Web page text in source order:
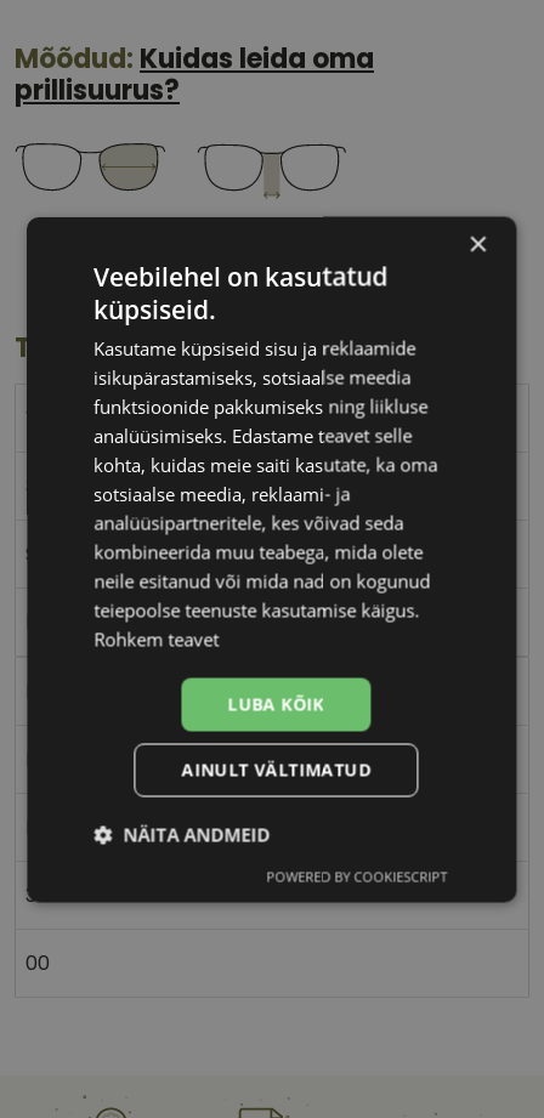
Mõõdud: Kuidas leida oma
prillisuurus?
Klaasi laius
(mm)
Ninavahe laius
(mm)
Toote info
VOGUE
39-00
S
Naistele
39
00
×
Veebilehel on kasutatud
küpsiseid.
Kasutame küpsiseid sisu ja reklaamide
isikupärastamiseks, sotsiaalse meedia
funktsioonide pakkumiseks ning liikluse
analüüsimiseks. Edastame teavet selle
kohta, kuidas meie saiti kasutate, ka oma
sotsiaalse meedia, reklaami- ja
analüüsipartneritele, kes võivad seda
kombineerida muu teabega, mida olete
neile esitanud või mida nad on kogunud
teiepoolse teenuste kasutamise käigus.
Rohkem teavet
LUBA KÕIK
AINULT VÄLTIMATUD
NÄITA ANDMEID
Statistika Turustamine
POWERED BY COOKIESCRIPT